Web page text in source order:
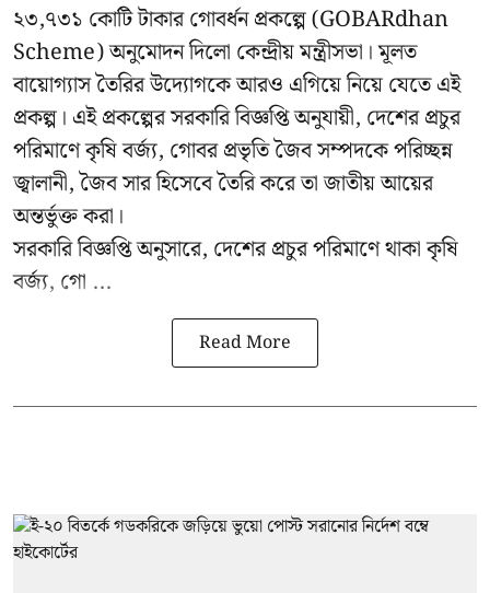
২৩,৭৩১ কোটি টাকার গোবর্ধন প্রকল্পে (GOBARdhan
Scheme) অনুমোদন দিলো কেন্দ্রীয় মন্ত্রীসভা। মূলত
বায়োগ্যাস তৈরির উদ্যোগকে আরও এগিয়ে নিয়ে যেতে এই
প্রকল্প। এই প্রকল্পের সরকারি বিজ্ঞপ্তি অনুযায়ী, দেশের প্রচুর
পরিমাণে কৃষি বর্জ্য, গোবর প্রভৃতি জৈব সম্পদকে পরিচ্ছন্ন
জ্বালানী, জৈব সার হিসেবে তৈরি করে তা জাতীয় আয়ের
অন্তর্ভুক্ত করা।
সরকারি বিজ্ঞপ্তি অনুসারে, দেশের প্রচুর পরিমাণে থাকা কৃষি
বর্জ্য, গো ...
Read More